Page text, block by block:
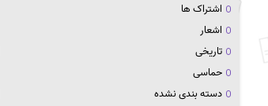
اشتراک ها
اشعار
تاریخی
حماسی
دسته بندی نشده